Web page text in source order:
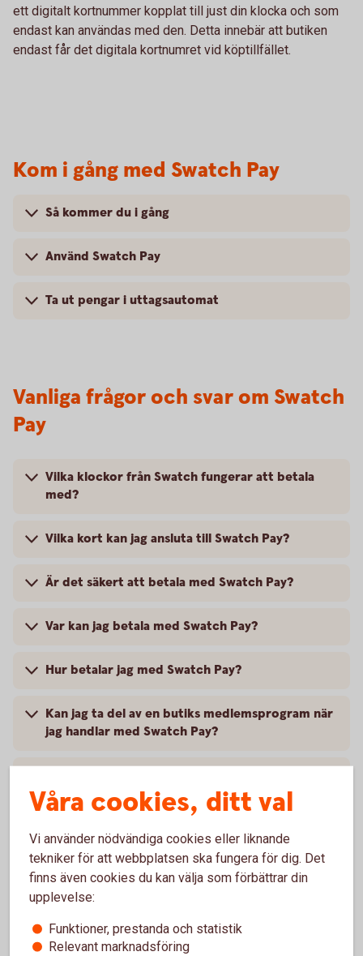
ett digitalt kortnummer kopplat till just din klocka och som
endast kan användas med den. Detta innebär att butiken
endast får det digitala kortnumret vid köptillfället.
Kom i gång med Swatch Pay
Så kommer du i gång
Använd Swatch Pay
Ta ut pengar i uttagsautomat
Vanliga frågor och svar om Swatch
Pay
Vilka klockor från Swatch fungerar att betala
med?
Vilka kort kan jag ansluta till Swatch Pay?
Är det säkert att betala med Swatch Pay?
Var kan jag betala med Swatch Pay?
Hur betalar jag med Swatch Pay?
Kan jag ta del av en butiks medlemsprogram när
jag handlar med Swatch Pay?
klocka?
Vart vänder jag mig vid problem?
Vill du veta mer om Swatch
Våra cookies, ditt val
Vi använder nödvändiga cookies eller liknande
tekniker för att webbplatsen ska fungera för dig. Det
finns även cookies du kan välja som förbättrar din
upplevelse:
Funktioner, prestanda och statistik
Relevant marknadsföring